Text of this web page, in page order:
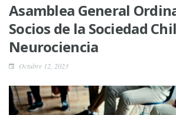
Asamblea General
Socios de la Sociedad
Neurociencia
Octubre 12, 2023